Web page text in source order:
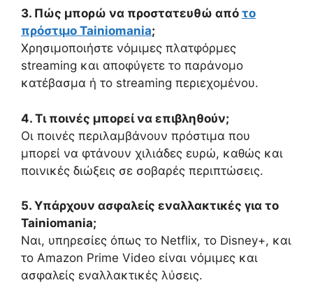
3. Πώς μπορώ να προστατευθώ από το
πρόστιμο Tainiomania;
Χρησιμοποιήστε νόμιμες πλατφόρμες
streaming και αποφύγετε το παράνομο
κατέβασμα ή το streaming περιεχομένου.
4. Τι ποινές μπορεί να επιβληθούν;
Οι ποινές περιλαμβάνουν πρόστιμα που
μπορεί να φτάνουν χιλιάδες ευρώ, καθώς και
ποινικές διώξεις σε σοβαρές περιπτώσεις.
5. Υπάρχουν ασφαλείς εναλλακτικές για το
Tainiomania;
Ναι, υπηρεσίες όπως το Netflix, το Disney+, και
το Amazon Prime Video είναι νόμιμες και
ασφαλείς εναλλακτικές λύσεις.